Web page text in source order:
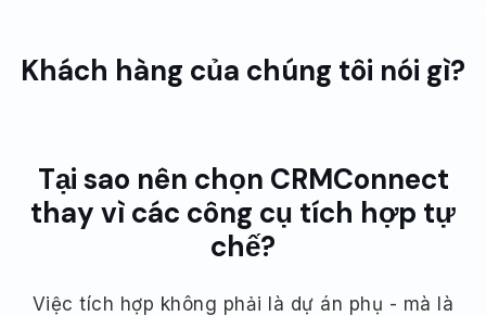
Khách hàng của chúng tôi nói gì?
Tại sao nên chọn CRMConnect
thay vì các công cụ tích hợp tự
chế?
Việc tích hợp không phải là dự án phụ - mà là